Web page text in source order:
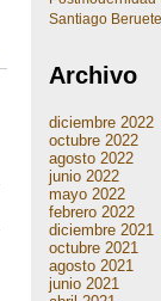
Santiago Beruete
Archivo
diciembre 2022
octubre 2022
agosto 2022
junio 2022
mayo 2022
febrero 2022
diciembre 2021
octubre 2021
agosto 2021
junio 2021